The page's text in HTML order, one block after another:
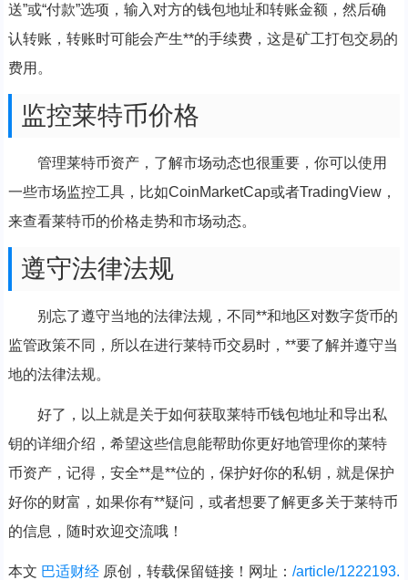
送”或“付款”选项，输入对方的钱包地址和转账金额，然后确
认转账，转账时可能会产生**的手续费，这是矿工打包交易的
费用。
监控莱特币价格
管理莱特币资产，了解市场动态也很重要，你可以使用
一些市场监控工具，比如CoinMarketCap或者TradingView，
来查看莱特币的价格走势和市场动态。
遵守法律法规
别忘了遵守当地的法律法规，不同**和地区对数字货币的
监管政策不同，所以在进行莱特币交易时，**要了解并遵守当
地的法律法规。
好了，以上就是关于如何获取莱特币钱包地址和导出私
钥的详细介绍，希望这些信息能帮助你更好地管理你的莱特
币资产，记得，安全**是**位的，保护好你的私钥，就是保护
好你的财富，如果你有**疑问，或者想要了解更多关于莱特币
的信息，随时欢迎交流哦！
本文 巴适财经原创，转载保留链接！网址： /article/1222193.